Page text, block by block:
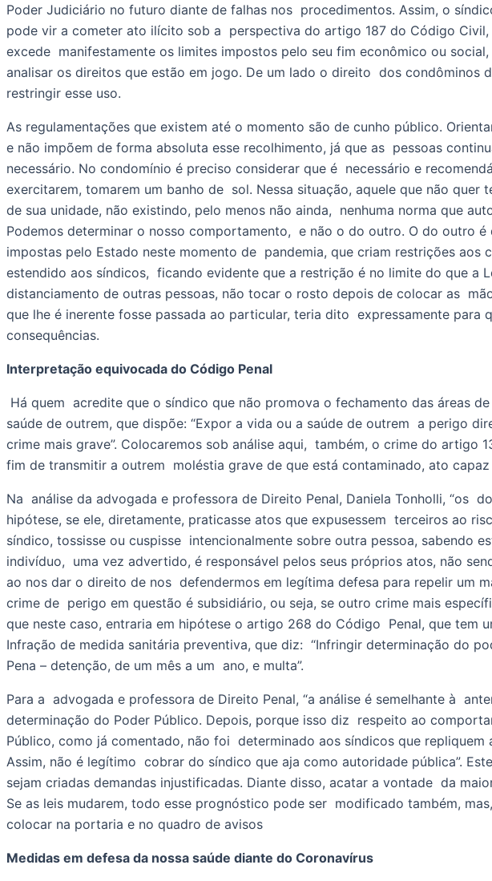
Poder Judiciário no futuro diante de falhas nos  procedimentos. Assim, o
pode vir a cometer ato ilícito sob a  perspectiva do artigo 187 do Código
excede  manifestamente os limites impostos pelo seu fim econômico ou
analisar os direitos que estão em jogo. De um lado o direito  dos condôminos
restringir esse uso.
As regulamentações que existem até o momento são de cunho público.
e não impõem de forma absoluta esse recolhimento, já que as  pessoas
necessário. No condomínio é preciso considerar que é  necessário e
exercitarem, tomarem um banho de  sol. Nessa situação, aquele que não
de sua unidade, não existindo, pelo menos não ainda,  nenhuma norma que
Podemos determinar o nosso comportamento,  e não o do outro. O do outro
impostas pelo Estado neste momento de  pandemia, que criam restrições
estendido aos síndicos,  ficando evidente que a restrição é no limite do que a
distanciamento de outras pessoas, não tocar o rosto depois de colocar as
que lhe é inerente fosse passada ao particular, teria dito  expressamente
consequências.
Interpretação equivocada do Código Penal
saúde de outrem, que dispõe: “Expor a vida ou a saúde de outrem  a perigo
crime mais grave”. Colocaremos sob análise aqui,  também, o crime do artigo
fim de transmitir a outrem  moléstia grave de que está contaminado, ato
Na  análise da advogada e professora de Direito Penal, Daniela Tonholli, “os
hipótese, se ele, diretamente, praticasse atos que expusessem  terceiros ao
síndico, tossisse ou cuspisse  intencionalmente sobre outra pessoa, sabendo
indivíduo,  uma vez advertido, é responsável pelos seus próprios atos, não
ao nos dar o direito de nos  defendermos em legítima defesa para repelir um
crime de  perigo em questão é subsidiário, ou seja, se outro crime mais
que neste caso, entraria em hipótese o artigo 268 do Código  Penal, que
Infração de medida sanitária preventiva, que diz:  “Infringir determinação do
Pena – detenção, de um mês a um  ano, e multa”.
Para a  advogada e professora de Direito Penal, “a análise é semelhante à
determinação do Poder Público. Depois, porque isso diz  respeito ao
Público, como já comentado, não foi  determinado aos síndicos que
Assim, não é legítimo  cobrar do síndico que aja como autoridade pública”.
sejam criadas demandas injustificadas. Diante disso, acatar a vontade  da
Se as leis mudarem, todo esse prognóstico pode ser  modificado também,
colocar na portaria e no quadro de avisos
Medidas em defesa da nossa saúde diante do Coronavírus